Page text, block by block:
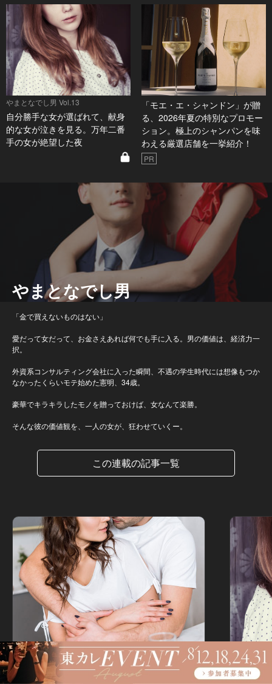
やまとなでし男 Vol.13
自分勝手な女が選ばれて、献身
的な女が泣きを見る。万年二番
手の女が絶望した夜
「モエ・エ・シャンドン」が贈
る、2026年夏の特別なプロモー
ション。極上のシャンパンを味
わえる厳選店舗を一挙紹介！
PR
やまとなでし男
「金で買えないものはない」
愛だって女だって、お金さえあれば何でも手に入る。男の価値は、経済力一
択。
外資系コンサルティング会社に入った瞬間、不遇の学生時代には想像もつか
なかったくらいモテ始めた憲明、34歳。
豪華でキラキラしたモノを贈っておけば、女なんて楽勝。
そんな彼の価値観を、一人の女が、狂わせていくー。
この連載の記事一覧
やまとなでし男 Vol.15 やまとな